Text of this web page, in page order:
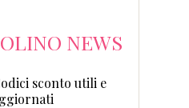
NEWS
sconto utili e